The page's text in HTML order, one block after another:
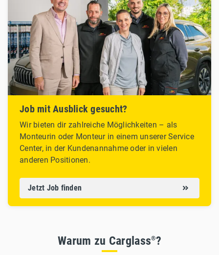
Job mit Ausblick gesucht?
Wir bieten dir zahlreiche Möglichkeiten – als
Monteurin oder Monteur in einem unserer Service
Center, in der Kundenannahme oder in vielen
anderen Positionen.
Jetzt Job finden
Warum zu Carglass®?